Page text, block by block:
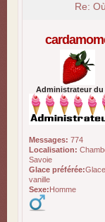
Re:
Administrateur du
Messages: 774
Localisation:
Savoie
Glace préférée:Glace
vanille
Sexe:Homme